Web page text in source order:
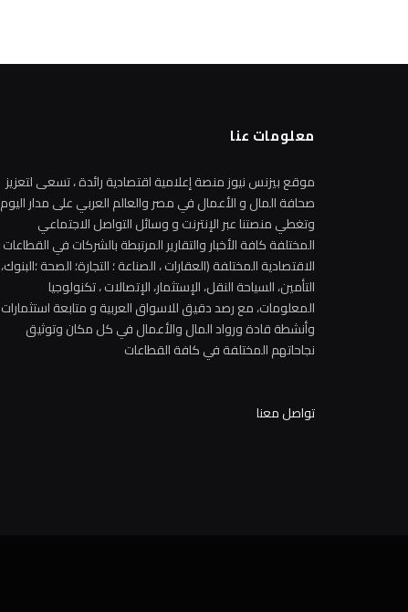
معلومات عنا
موقع بيزنس نيوز منصة إعلامية اقتصادية رائدة ، تسعى لتعزيز
صحافة المال و الأعمال في مصر والعالم العربي على مدار اليوم
وتغطي منصتنا عبر الإنترنت و وسائل التواصل الاجتماعي
المختلفة كافة الأخبار والتقارير المرتبطة بالشركات في القطاعات
الاقتصادية المختلفة (العقارات ، الصناعة ؛ التجارة؛ الصحة ؛البنوك،
التأمين، السياحة النقل، الإستثمار، الإتصالات ، تكنولوجيا
المعلومات، مع رصد دقيق للاسواق العربية و متابعة استثمارات
وأنشطة قادة ورواد المال والأعمال في كل مكان وتوثيق
نجاحاتهم المختلفة في كافة القطاعات
تواصل معنا